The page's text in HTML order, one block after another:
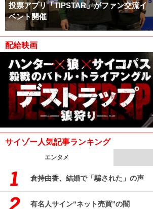
投票アプリ「TIPSTAR」がファン交流イ
ベント開催
配給映画
サイゾー人気記事ランキング
エンタメ
倉持由香、結婚で「騙された」の声
有名人サイン“ネット売買”の闇